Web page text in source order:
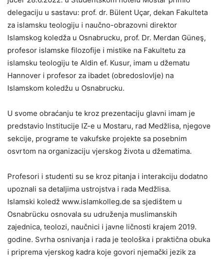
delegaciju u sastavu: prof. dr. Bülent Uçar, dekan Fakulteta
za islamsku teologiju i naučno-obrazovni direktor
Islamskog koledža u Osnabrucku, prof. Dr. Merdan Güneş,
profesor islamske filozofije i mistike na Fakultetu za
islamsku teologiju te Aldin ef. Kusur, imam u džematu
Hannover i profesor za ibadet (obredoslovlje) na
Islamskom koledžu u Osnabrucku.
U svome obraćanju te kroz prezentaciju glavni imam je
predstavio Institucije IZ-e u Mostaru, rad Medžlisa, njegove
sekcije, programe te vakufske projekte sa posebnim
osvrtom na organizaciju vjerskog života u džematima.
Profesori i studenti su se kroz pitanja i interakciju dodatno
upoznali sa detaljima ustrojstva i rada Medžlisa.
Islamski koledž www.islamkolleg.de sa sjedištem u
Osnabrücku osnovala su udruženja muslimanskih
zajednica, teolozi, naučnici i javne ličnosti krajem 2019.
godine. Svrha osnivanja i rada je teološka i praktična obuka
i priprema vjerskog kadra koje govori njemački jezik za